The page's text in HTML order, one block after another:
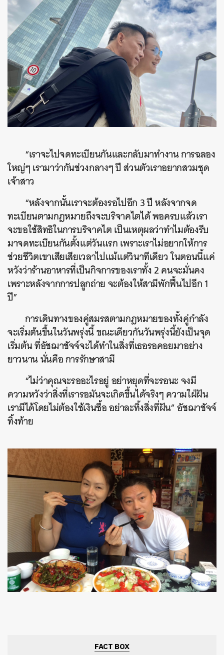
“เราจะไปจดทะเบียนกันและกลับมาทำงาน การฉลอง
ใหญ่ๆ เรามาว่ากันช่วงกลางๆ ปี ส่วนตัวเราอยากสวมชุด
เจ้าสาว
“หลังจากนั้นเราจะต้องรอไปอีก 3 ปี หลังจากจด
ทะเบียนตามกฎหมายถึงจะบริจาคไตได้ พอครบแล้วเรา
จะขอใช้สิทธิในการบริจาคไต เป็นเหตุผลว่าทำไมต้องรีบ
มาจดทะเบียนกันตั้งแต่วันแรก เพราะเราไม่อยากให้การ
ช่วยชีวิตเขาเสียเสียเวลาไปแม้แต่วินาทีเดียว ในตอนนี้แค่
หวังว่าร้านอาหารที่เป็นกิจการของเราทั้ง 2 คนจะมั่นคง
เพราะหลังจากการปลูกถ่าย จะต้องให้สามีพักฟื้นไปอีก 1
ปี”
การเดินทางของคู่สมรสตามกฎหมายของทั้งคู่กำลัง
จะเริ่มต้นขึ้นในวันพรุ่งนี้ ขณะเดียวกันวันพรุ่งนี้ยังเป็นจุด
เริ่มต้น ที่อัชฌาชัจจ์จะได้ทำในสิ่งที่เธอรอคอยมาอย่าง
ยาวนาน นั่นคือ การรักษาสามี
“ไม่ว่าคุณจะรออะไรอยู่ อย่าหยุดที่จะรอนะ จงมี
ความหวังว่าสิ่งที่เรารอมันจะเกิดขึ้นได้จริงๆ ความใฝ่ฝัน
เรามีได้โดยไม่ต้องใช้เงินซื้อ อย่าละทิ้งสิ่งที่ฝัน” อัชฌาชัจจ์
ทิ้งท้าย
FACT BOX